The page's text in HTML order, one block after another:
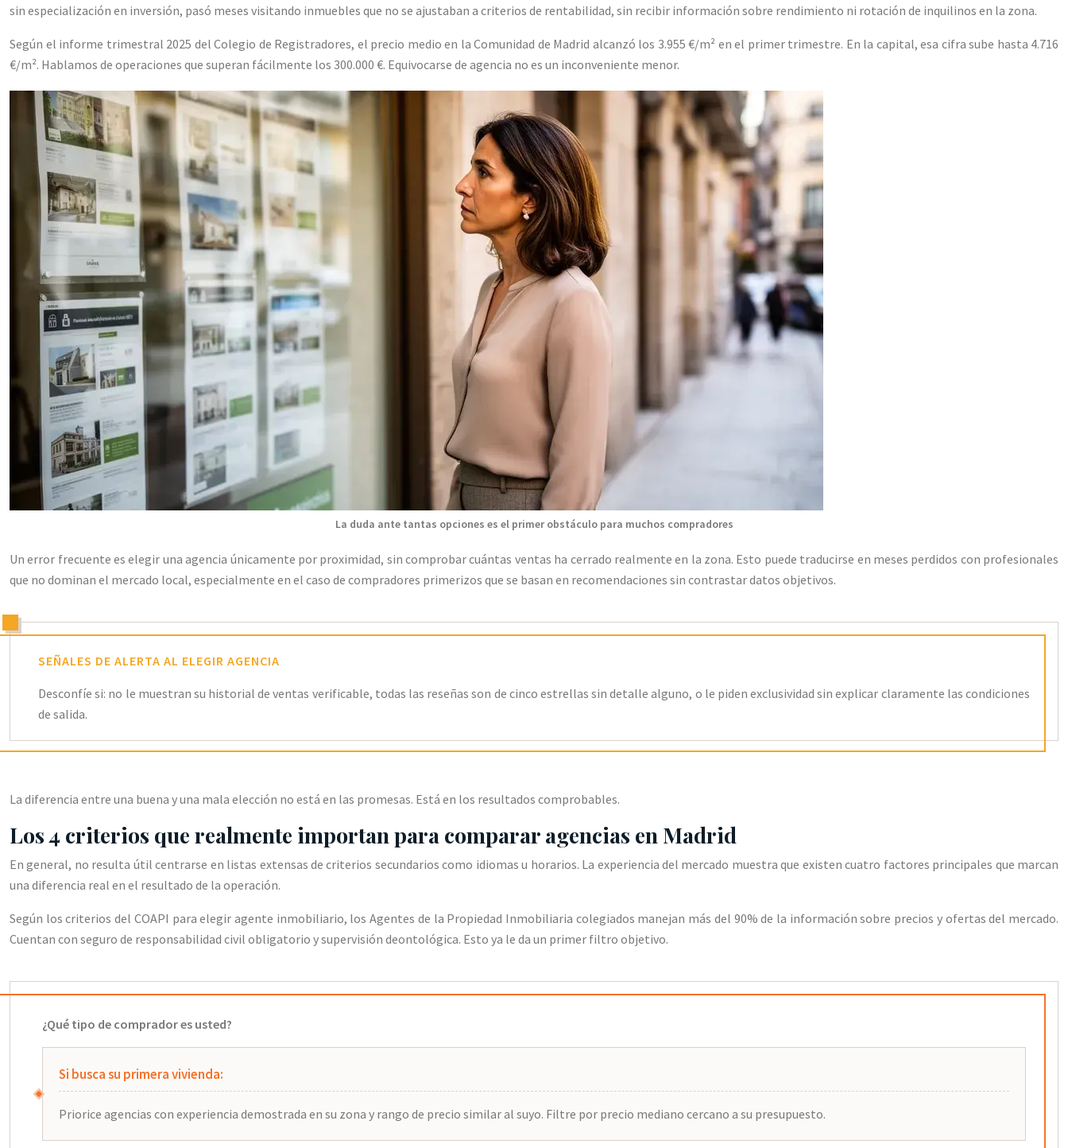
sin especialización en inversión, pasó meses visitando inmuebles que no se ajustaban a criterios de rentabilidad, sin recibir información sobre rendimiento ni rotación de inquilinos en la zona.
Según el informe trimestral 2025 del Colegio de Registradores, el precio medio en la Comunidad de Madrid alcanzó los 3.955 €/m² en el primer trimestre. En la capital, esa cifra sube hasta 4.716
€/m². Hablamos de operaciones que superan fácilmente los 300.000 €. Equivocarse de agencia no es un inconveniente menor.
La duda ante tantas opciones es el primer obstáculo para muchos compradores
Un error frecuente es elegir una agencia únicamente por proximidad, sin comprobar cuántas ventas ha cerrado realmente en la zona. Esto puede traducirse en meses perdidos con profesionales
que no dominan el mercado local, especialmente en el caso de compradores primerizos que se basan en recomendaciones sin contrastar datos objetivos.
SEÑALES DE ALERTA AL ELEGIR AGENCIA
Desconfíe si: no le muestran su historial de ventas verificable, todas las reseñas son de cinco estrellas sin detalle alguno, o le piden exclusividad sin explicar claramente las condiciones
de salida.
La diferencia entre una buena y una mala elección no está en las promesas. Está en los resultados comprobables.
Los 4 criterios que realmente importan para comparar agencias en Madrid
En general, no resulta útil centrarse en listas extensas de criterios secundarios como idiomas u horarios. La experiencia del mercado muestra que existen cuatro factores principales que marcan
una diferencia real en el resultado de la operación.
Según los criterios del COAPI para elegir agente inmobiliario, los Agentes de la Propiedad Inmobiliaria colegiados manejan más del 90% de la información sobre precios y ofertas del mercado.
Cuentan con seguro de responsabilidad civil obligatorio y supervisión deontológica. Esto ya le da un primer filtro objetivo.
¿Qué tipo de comprador es usted?
Si busca su primera vivienda:
Priorice agencias con experiencia demostrada en su zona y rango de precio similar al suyo. Filtre por precio mediano cercano a su presupuesto.